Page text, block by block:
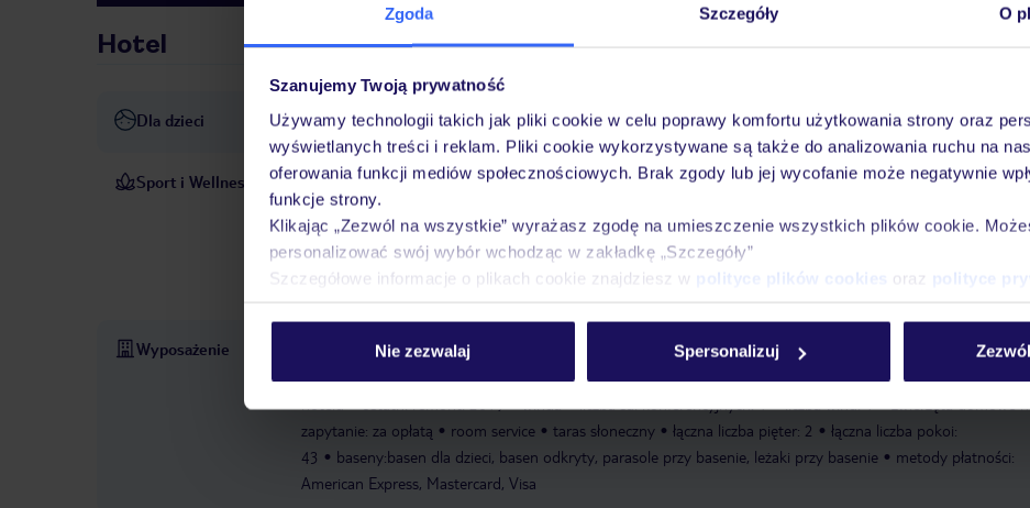
Zgoda Szczegóły O
Szanujemy Twoją prywatność
Używamy technologii takich jak pliki cookie w celu poprawy komfortu użytkowania strony oraz
wyświetlanych treści i reklam. Pliki cookie wykorzystywane są także do analizowania ruchu na
oferowania funkcji mediów społecznościowych. Brak zgody lub jej wycofanie może negatywnie
funkcje strony.
Klikając „Zezwól na wszystkie” wyrażasz zgodę na umieszczenie wszystkich plików cookie.
personalizować swój wybór wchodząc w zakładkę „Szczegóły”
Szczegółowe informacje o plikach cookie znajdziesz w polityce plików cookies oraz polityce
Nie zezwalaj Spersonalizuj
Hotel
Dla dzieci Basen dla dzieci Pokój zabaw
Sport i Wellness
Podczas gdy dorośli pływają kilka okrążeń w odkrytym basenie, dzieci mogą bawić się w brodziku. Do
dyspozycji Gości jest także taras z leżakami i parasolami. Dostępny jest również bar przekąskowy przy basenie.
Oprócz jazdy na rowerze/kolarstwie górskim, siłowni i bilardu, hotel oferuje również spływy kajakowe,
kajakarstwo i nurkowanie za dodatkową opłatą.
Spływy kajakowe: za opłatą
Wyposażenie całodobowa recepcja parking: za opłatą zameldowanie od: 14:30:00 wymeldowanie do: 12:00:00
sala
konferencyjna
garaż ogród: bezpłatnie otwarcie hotelu: 1995 sejf w hotelu
WLAN/WiFi w
zapytanie: za opłatą
room service taras słoneczny łączna liczba pięter: 2
łączna liczba pokoi:
43
baseny:basen dla dzieci, basen odkryty, parasole przy basenie, leżaki przy basenie
metody płatności:
American Express, Mastercard, Visa